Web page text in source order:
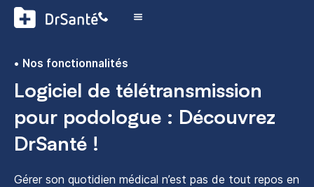
Nos fonctionnalités
Logiciel de télétransmission
pour podologue : Découvrez
DrSanté !
Gérer son quotidien médical n’est pas de tout repos en